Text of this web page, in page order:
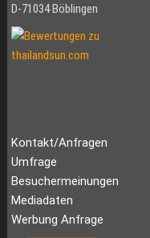
D-71034 Böblingen
Kontakt/Anfragen
Umfrage
Besuchermeinungen
Mediadaten
Werbung Anfrage